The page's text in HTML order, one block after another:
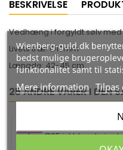
BESKRIVELSE
Vedhæng i forgyldt sølv
Livets træ: Ø13mm
Længde: 42-45 cm
25 ANDRE VARER I DEN
Wienberg-guld.dk
bedst mulige
funktionalitet samt til
Mere information Tilpas